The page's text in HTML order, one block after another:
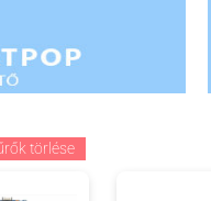
törlése